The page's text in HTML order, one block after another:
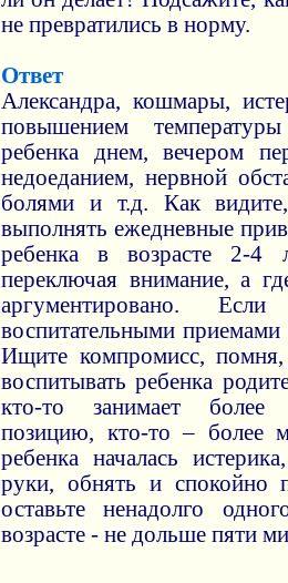
не превратились в норму.
Ответ
Александра, кошмары,
повышением
ребенка днем, вечером
недоеданием, нервной
болями и т.д. Как
выполнять ежедневные
ребенка в возрасте 2-4
переключая внимание, а
аргументировано.
воспитательными
Ищите компромисс,
воспитывать ребенка
кто-то занимает более
позицию, кто-то – более
ребенка началась
руки, обнять и спокойно
оставьте ненадолго
возрасте - не дольше пяти